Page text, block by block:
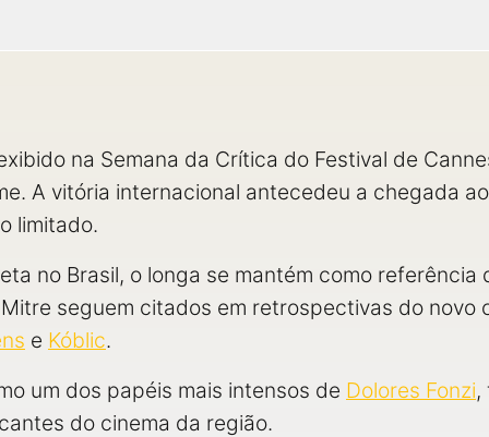
na Semana da Crítica do Festival de
A vitória internacional antecedeu a chegada
limitado.
no Brasil, o longa se mantém como referência
seguem citados em retrospectivas do novo
e Kóblic.
um dos papéis mais intensos de Dolores Fonzi,
do cinema da região.